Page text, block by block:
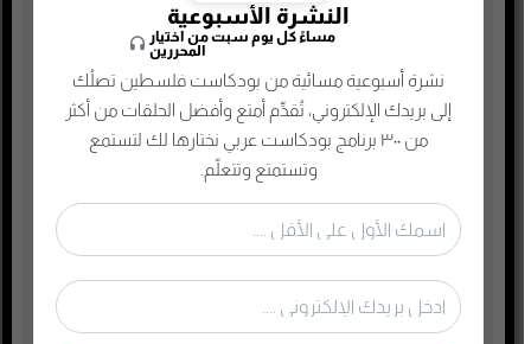
التجارة الإلكترونية
الذكاء الإصطناعي
الطفل والحياة الأسرية
تعليم وثقافة
تكنولوجيا وتقنية
جريمة وغموض واحتيال
حقوق وقانون
النشرة الأسبوعية
مساءً كل يوم سبت من اختيار
المحررين
نشرة أسبوعية مسائية من بودكاست فلسطين تصلُك
إلى بريدك الإلكتروني، تُقدِّم أمتع وأفضل الحلقات من أكثر
من ٣٠٠ برنامج بودكاست عربي نختارها لك لتستمع
وتستمتع وتتعلّم.